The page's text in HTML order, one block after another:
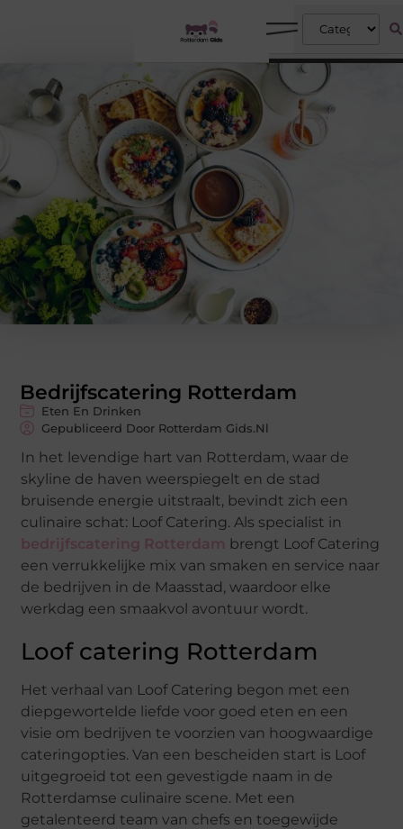
Bedrijfscatering Rotterdam
Eten En Drinken
Gepubliceerd Door Rotterdam Gids.nl
In het levendige hart van Rotterdam, waar de
skyline de haven weerspiegelt en de stad
bruisende energie uitstraalt, bevindt zich een
culinaire schat: Loof Catering. Als specialist in
bedrijfscatering Rotterdam brengt Loof Catering
een verrukkelijke mix van smaken en service naar
de bedrijven in de Maasstad, waardoor elke
werkdag een smaakvol avontuur wordt.
Loof catering Rotterdam
Het verhaal van Loof Catering begon met een
diepgewortelde liefde voor goed eten en een
visie om bedrijven te voorzien van hoogwaardige
cateringopties. Van een bescheiden start is Loof
uitgegroeid tot een gevestigde naam in de
Rotterdamse culinaire scene. Met een
getalenteerd team van chefs en toegewijde